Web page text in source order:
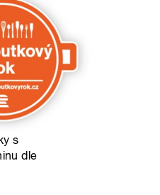
s
dle